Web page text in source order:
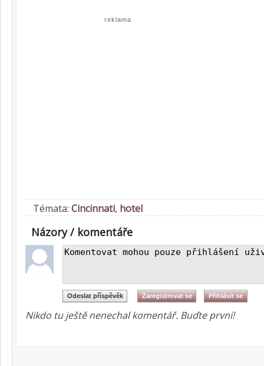
reklama
Témata: Cincinnati, hotel
Názory / komentáře
Nikdo tu ještě nenechal komentář. Buďte první!